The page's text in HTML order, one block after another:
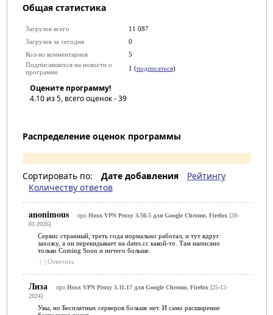
Общая статистика
Загрузок всего
11 087
Загрузок за сегодня
0
Кол-во комментариев
5
Подписавшихся на новости о
программе
1 (подписаться)
Оцените программу!
4.10из 5, всего оценок -39
Распределение оценок программы
Сортировать по: Дате добавления
Рейтингу
Количеству ответов
anonimous про Hoxx VPN Proxy 3.50.5 для Google Chrome, Firefox[28-
01-2026]
Сервис странный, треть года нормально работал, и тут вдруг
захожу, а он перекидывает на dates.cc какой-то. Там написано
только Coming Soon и ничего больше.
| | Ответить
Лиза про Hoxx VPN Proxy 3.11.17 для Google Chrome, Firefox[25-12-
2024]
Увы, но Бесплатных серверов больше нет. И само расширение